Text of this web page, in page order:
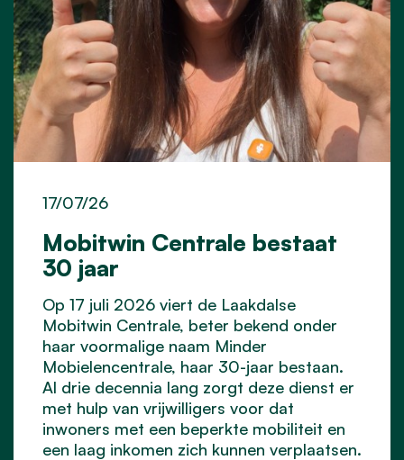
Mobitwin Centrale bestaat
30 jaar
17/07/26
Op 17 juli 2026 viert de Laakdalse
Mobitwin Centrale, beter bekend onder
haar voormalige naam Minder
Mobielencentrale, haar 30-jaar bestaan.
Al drie decennia lang zorgt deze dienst er
met hulp van vrijwilligers voor dat
inwoners met een beperkte mobiliteit en
een laag inkomen zich kunnen verplaatsen.